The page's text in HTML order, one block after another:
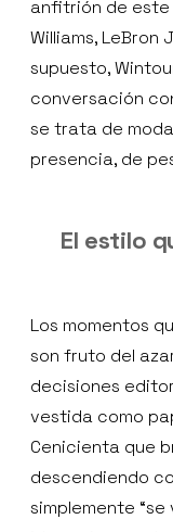
anfitrión de este
Williams, LeBron
supuesto,
conversación
se trata de
presencia, de
El estilo
Los momentos
son fruto del
decisiones
vestida como
Cenicienta que
descendiendo
simplemente